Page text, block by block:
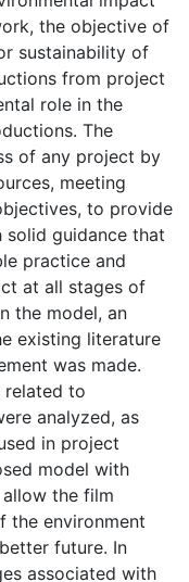
the objective of
sustainability of
from project
role in the
The
of any project by
meeting
to provide
guidance that
practice and
at all stages of
the model, an
existing literature
was made.
related to
analyzed, as
in project
model with
the film
the environment
future. In
associated with